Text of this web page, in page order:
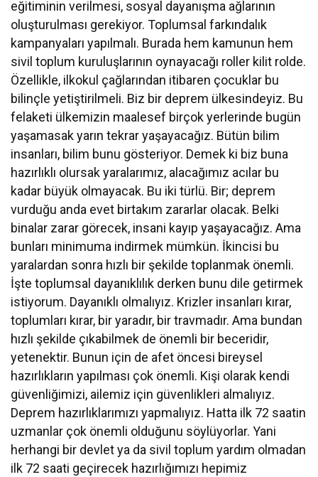
eğitiminin verilmesi, sosyal dayanışma ağlarının
oluşturulması gerekiyor. Toplumsal farkındalık
kampanyaları yapılmalı. Burada hem kamunun hem
sivil toplum kuruluşlarının oynayacağı roller kilit rolde.
Özellikle, ilkokul çağlarından itibaren çocuklar bu
bilinçle yetiştirilmeli. Biz bir deprem ülkesindeyiz. Bu
felaketi ülkemizin maalesef birçok yerlerinde bugün
yaşamasak yarın tekrar yaşayacağız. Bütün bilim
insanları, bilim bunu gösteriyor. Demek ki biz buna
hazırlıklı olursak yaralarımız, alacağımız acılar bu
kadar büyük olmayacak. Bu iki türlü. Bir; deprem
vurduğu anda evet birtakım zararlar olacak. Belki
binalar zarar görecek, insani kayıp yaşayacağız. Ama
bunları minimuma indirmek mümkün. İkincisi bu
yaralardan sonra hızlı bir şekilde toplanmak önemli.
İşte toplumsal dayanıklılık derken bunu dile getirmek
istiyorum. Dayanıklı olmalıyız. Krizler insanları kırar,
toplumları kırar, bir yaradır, bir travmadır. Ama bundan
hızlı şekilde çıkabilmek de önemli bir beceridir,
yetenektir. Bunun için de afet öncesi bireysel
hazırlıkların yapılması çok önemli. Kişi olarak kendi
güvenliğimizi, ailemiz için güvenlikleri almalıyız.
Deprem hazırlıklarımızı yapmalıyız. Hatta ilk 72 saatin
uzmanlar çok önemli olduğunu söylüyorlar. Yani
herhangi bir devlet ya da sivil toplum yardım olmadan
ilk 72 saati geçirecek hazırlığımızı hepimiz